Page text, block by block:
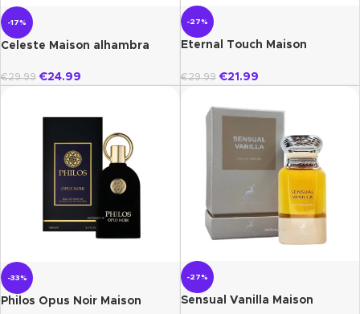
-17%
Celeste Maison alhambra
€29.99 €24.99
-27%
Eternal Touch Maison
€29.99 €21.99
-33%
Philos Opus Noir Maison
-27%
Sensual Vanilla Maison